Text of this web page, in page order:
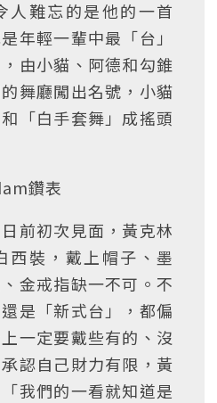
人難忘的是他的一首
年輕一輩中最「台」
由小貓、阿德和勾錐
舞廳闖出名號，小貓
「白手套舞」成搖頭
鑽表
前初次見面，黃克林
西裝，戴上帽子、墨
金戒指缺一不可。不
是「新式台」，都偏
一定要戴些有的、沒
認自己財力有限，黃
我們的一看就知道是